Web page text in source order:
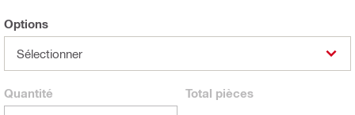
Options
Sélectionner
Quantité Total pièces